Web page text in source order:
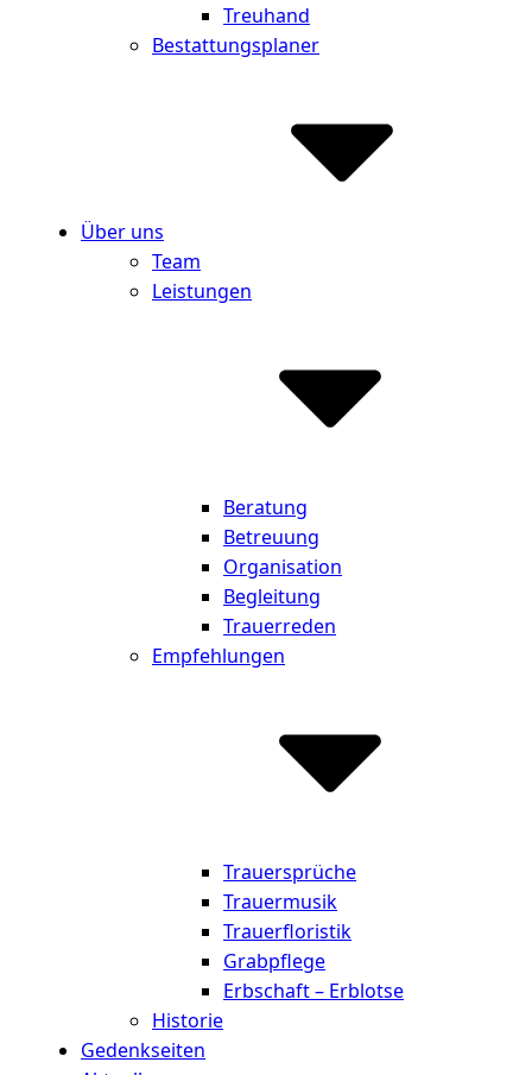
Treuhand
Bestattungsplaner
Über uns
Team
Leistungen
Beratung
Betreuung
Organisation
Begleitung
Trauerreden
Empfehlungen
Trauersprüche
Trauermusik
Trauerfloristik
Grabpflege
Erbschaft – Erblotse
Historie
Gedenkseiten